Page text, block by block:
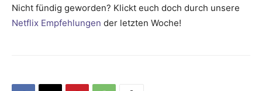
Nicht fündig geworden? Klickt euch doch durch unsere
Netflix Empfehlungen der letzten Woche!